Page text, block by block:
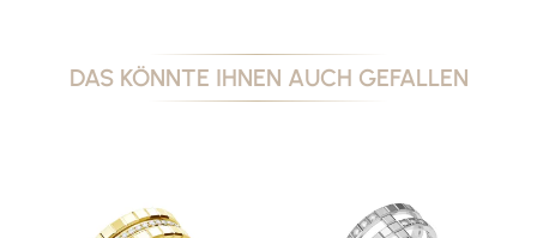
DAS KÖNNTE IHNEN AUCH GEFALLEN